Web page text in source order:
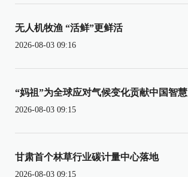
无人机牧渔 “活鲜”更鲜活
2026-08-03 09:16
“妈祖”为全球应对气候变化贡献中国智慧
2026-08-03 09:15
甘肃首个林草行业碳计量中心落地
2026-08-03 09:15